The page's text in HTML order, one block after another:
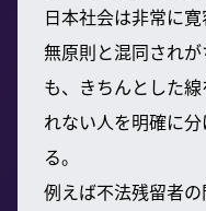
日本社会は非常に
無原則と混同され
も、きちんとした
れない人を明確に
る。
例えば不法残留者